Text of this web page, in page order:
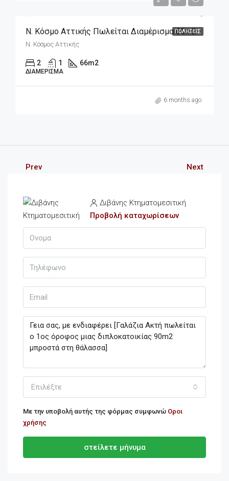
ΠΩΛΉΣΕΙΣ
Ν. Κόσμο Αττικής Πωλείται Διαμέρισμα 66m2
Ν. Κόσμος Αττικής
2 1 66m2
ΔΙΑΜΈΡΙΣΜΑ
6 months ago
Prev Next
Διβάνης Κτηματομεσιτική
Προβολή καταχωρίσεων
Επιλέξτε
Με την υποβολή αυτής της φόρμας συμφωνώ Οροι
χρήσης
στείλετε μήνυμα